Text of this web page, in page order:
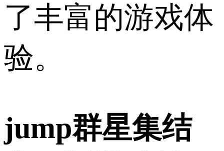
了丰富的游戏体
验。
jump群星集结